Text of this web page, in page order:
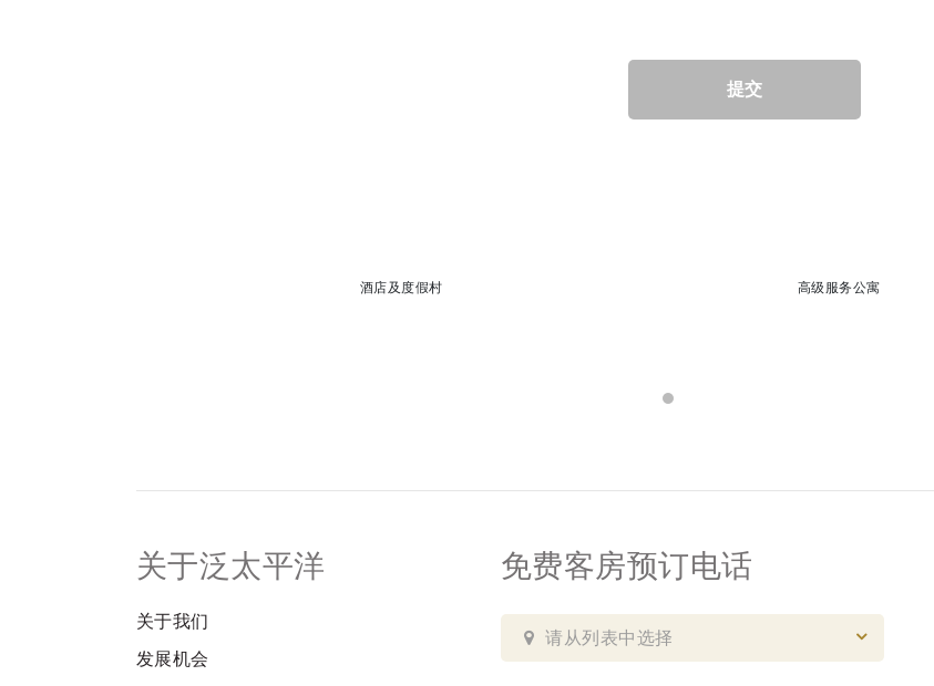
提交
酒店及度假村 高级服务公寓
关于泛太平洋
关于我们
发展机会
免费客房预订电话
请从列表中选择